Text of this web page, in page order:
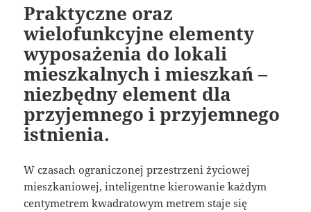
Praktyczne oraz
wielofunkcyjne elementy
wyposażenia do lokali
mieszkalnych i mieszkań –
niezbędny element dla
przyjemnego i przyjemnego
istnienia.
W czasach ograniczonej przestrzeni życiowej
mieszkaniowej, inteligentne kierowanie każdym
centymetrem kwadratowym metrem staje się